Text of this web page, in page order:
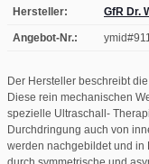
Hersteller: GfR Dr.
Angebot-Nr.:
Der Hersteller beschreibt
Diese rein mechanischen
spezielle Ultraschall-
Durchdringung auch von
werden nachgebildet und in